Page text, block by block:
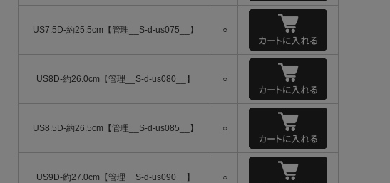
US7.5D-約25.5cm【管理__S-d-us075__】 ○
US8D-約26.0cm【管理__S-d-us080__】 ○
US8.5D-約26.5cm【管理__S-d-us085__】 ○
US9D-約27.0cm【管理__S-d-us090__】 ○